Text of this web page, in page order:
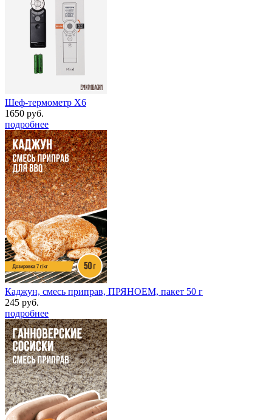
Шеф-термометр Х6
1650 руб.
подробнее
Каджун, смесь приправ, ПРЯНОЕМ, пакет 50 г
245 руб.
подробнее